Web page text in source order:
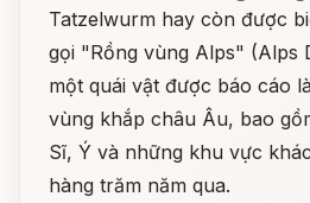
Tatzelwurm hay còn được
gọi "Rồng vùng Alps" (Alps
một quái vật được báo cáo
vùng khắp châu Âu, bao
Sĩ, Ý và những khu vực
hàng trăm năm qua.